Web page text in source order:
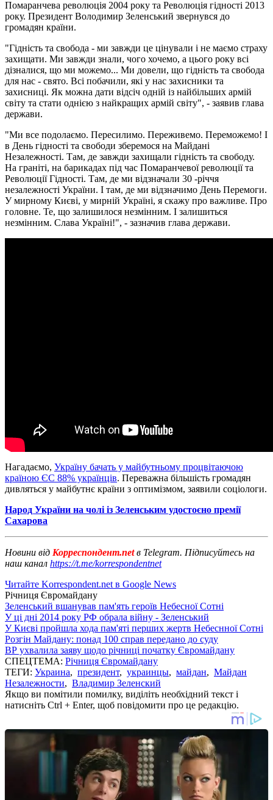
Помаранчева революція 2004 року та Революція гідності 2013
року. Президент Володимир Зеленський звернувся до
громадян країни.
"Гідність та свобода - ми завжди це цінували і не маємо страху
захищати. Ми завжди знали, чого хочемо, а цього року всі
дізналися, що ми можемо... Ми довели, що гідність та свобода
для нас - свято. Всі побачили, які у нас захисники та
захисниці. Як можна дати відсіч одній із найбільших армій
світу та стати однією з найкращих армій світу", - заявив глава
держави.
"Ми все подолаємо. Пересилимо. Переживемо. Переможемо! І
в День гідності та свободи зберемося на Майдані
Незалежності. Там, де завжди захищали гідність та свободу.
На граніті, на барикадах під час Помаранчевої революції та
Революції Гідності. Там, де ми відзначали 30 -річчя
незалежності України. І там, де ми відзначимо День Перемоги.
У мирному Києві, у мирній Україні, я скажу про важливе. Про
головне. Те, що залишилося незмінним. І залишиться
незмінним. Слава Україні!", - зазначив глава держави.
Нагадаємо, Україну бачать у майбутньому процвітаючою
країною ЄС 88% українців. Переважна більшість громадян
дивляться у майбутнє країни з оптимізмом, заявили соціологи.
Народ України на чолі із Зеленським удостоєно премії
Сахарова
Новини від Корреспондент.netв Telegram. Підписуйтесь на
наш канал https://t.me/korrespondentnet
Читайте Korrespondent.net в Google News
Річниця Євромайдану
Зеленський вшанував пам'ять героїв Небесної Сотні
У ці дні 2014 року РФ обрала війну - Зеленський
У Києві пройшла хода пам'яті перших жертв Небеснної Сотні
Розгін Майдану: понад 100 справ передано до суду
ВР ухвалила заяву щодо річниці початку Євромайдану
СПЕЦТЕМА: Річниця Євромайдану
ТЕГИ: Украина, президент, украинцы, майдан, Майдан
Незалежности, Владимир Зеленский
Якщо ви помітили помилку, виділіть необхідний текст і
натисніть Ctrl + Enter, щоб повідомити про це редакцію.